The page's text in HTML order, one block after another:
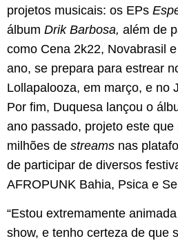
projetos musicais: os EPs
álbum Drik Barbosa, além de
como Cena 2k22, Novabrasil
ano, se prepara para estrear
Lollapalooza, em março, e no
Por fim, Duquesa lançou o
ano passado, projeto este
milhões de streams nas
de participar de diversos
AFROPUNK Bahia, Psica e
“Estou extremamente
show, e tenho certeza de que